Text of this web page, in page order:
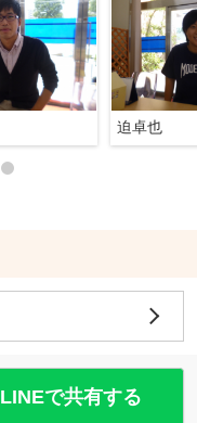
迫卓也
LINEで共有する